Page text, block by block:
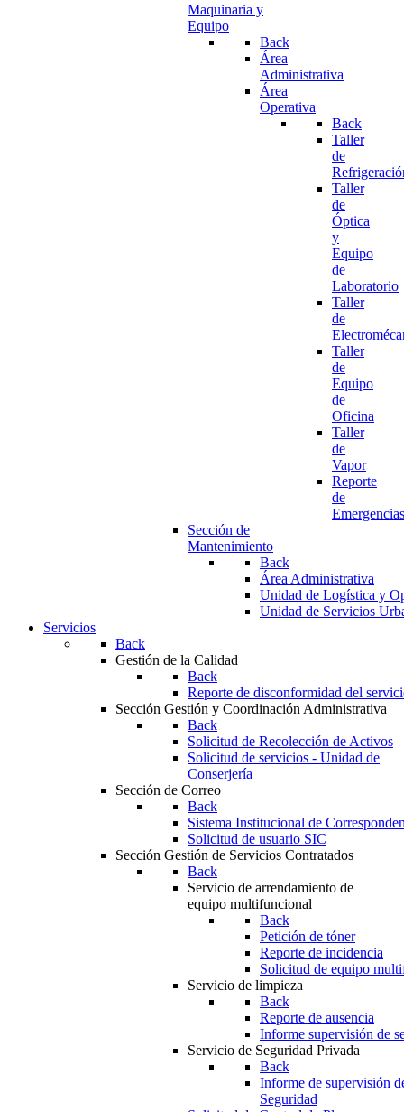
Maquinaria y
Equipo
Back
Área
Administrativa
Área
Operativa
Back
Taller
de
Taller
de
Óptica
y
Equipo
de
Laboratorio
Taller
de
Taller
de
Equipo
de
Oficina
Taller
de
Vapor
Reporte
de
Emergencias
Sección de
Mantenimiento
Back
Área Administrativa
Unidad de Logística y
Unidad de Servicios
Servicios
Back
Gestión de la Calidad
Back
Reporte de disconformidad del
Sección Gestión y Coordinación Administrativa
Back
Solicitud de Recolección de Activos
Solicitud de servicios - Unidad de
Conserjería
Sección de Correo
Back
Sistema Institucional de
Solicitud de usuario SIC
Sección Gestión de Servicios Contratados
Back
Servicio de arrendamiento de
equipo multifuncional
Back
Petición de tóner
Reporte de incidencia
Solicitud de equipo
Servicio de limpieza
Back
Reporte de ausencia
Informe supervisión de
Servicio de Seguridad Privada
Back
Informe de supervisión
Seguridad